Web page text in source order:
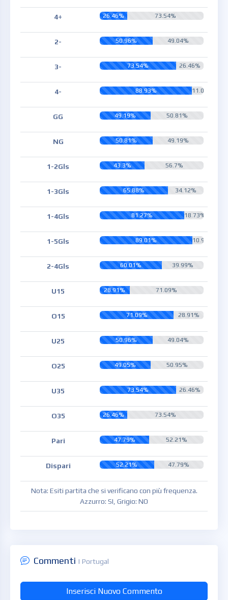
4+ 26.46% 73.54%
2- 50.96% 49.04%
3- 73.54% 26.46%
4- 88.93% 11.07%
GG 49.19% 50.81%
NG 50.81% 49.19%
1-2Gls 43.3% 56.7%
1-3Gls 65.88% 34.12%
1-4Gls 81.27% 18.73%
1-5Gls 89.01% 10.99%
2-4Gls 60.01% 39.99%
U15 28.91% 71.09%
O15 71.09% 28.91%
U25 50.96% 49.04%
O25 49.05% 50.95%
U35 73.54% 26.46%
O35 26.46% 73.54%
Pari 47.79% 52.21%
Dispari 52.21% 47.79%
Nota: Esiti partita che si verificano con più frequenza.
Azzurro: SI, Grigio: NO
Commenti | Portugal
Inserisci Nuovo Commento